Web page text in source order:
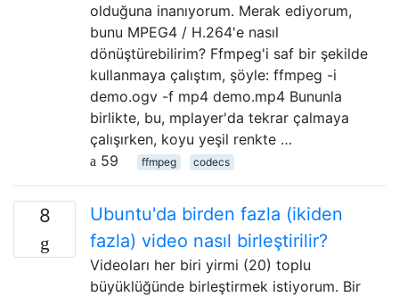
olduğuna inanıyorum. Merak ediyorum,
bunu MPEG4 / H.264'e nasıl
dönüştürebilirim? Ffmpeg'i saf bir şekilde
kullanmaya çalıştım, şöyle: ffmpeg -i
demo.ogv -f mp4 demo.mp4 Bununla
birlikte, bu, mplayer'da tekrar çalmaya
çalışırken, koyu yeşil renkte …
59
ffmpeg codecs
8
Ubuntu'da birden fazla (ikiden
fazla) video nasıl birleştirilir?
Videoları her biri yirmi (20) toplu
büyüklüğünde birleştirmek istiyorum. Bir